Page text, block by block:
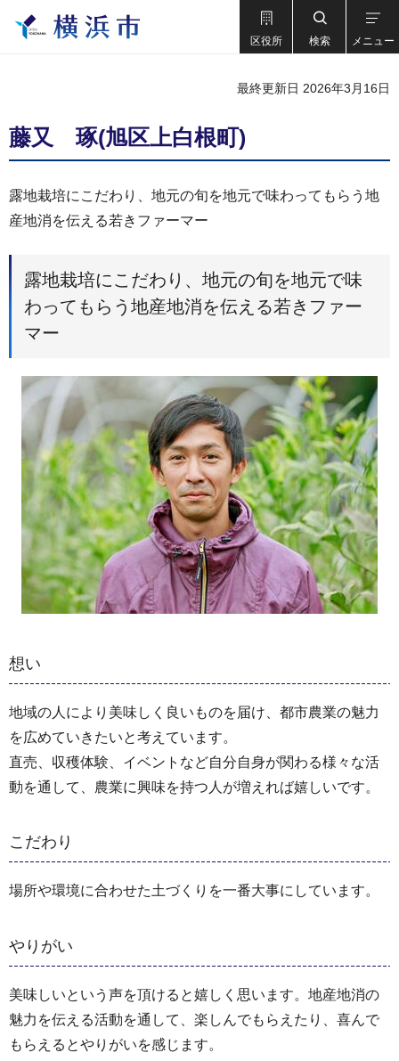
区役所 検索 メニュー
最終更新日 2026年3月16日
藤又 琢(旭区上白根町)
露地栽培にこだわり、地元の旬を地元で味わってもらう地
産地消を伝える若きファーマー
露地栽培にこだわり、地元の旬を地元で味
わってもらう地産地消を伝える若きファー
マー
想い
地域の人により美味しく良いものを届け、都市農業の魅力
を広めていきたいと考えています。
直売、収穫体験、イベントなど自分自身が関わる様々な活
動を通して、農業に興味を持つ人が増えれば嬉しいです。
こだわり
場所や環境に合わせた土づくりを一番大事にしています。
やりがい
美味しいという声を頂けると嬉しく思います。地産地消の
魅力を伝える活動を通して、楽しんでもらえたり、喜んで
もらえるとやりがいを感じます。